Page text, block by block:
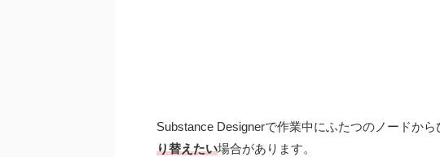
Substance Designerで作業中にふたつのノードか
り替えたい場合があります。